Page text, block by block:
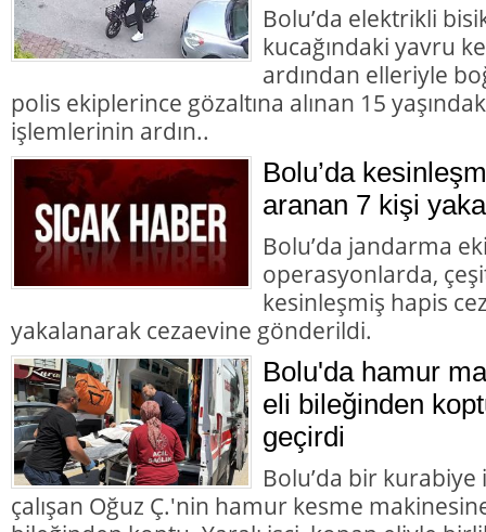
Bolu’da elektrikli
kucağındaki yavru
ardından elleriyle
polis ekiplerince gözaltına alınan 15
işlemlerinin ardın..
Bolu’da
aranan 7 kişi
Bolu’da jandarma
operasyonlarda,
kesinleşmiş hapis
yakalanarak cezaevine gönderildi.
Bolu'da hamur
eli bileğinden
geçirdi
Bolu’da bir
çalışan Oğuz Ç.'nin hamur kesme